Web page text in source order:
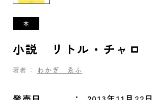
小説 リトル・チャロ
著者： わかぎ ゑふ